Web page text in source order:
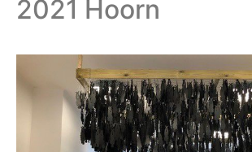
2021 Hoorn